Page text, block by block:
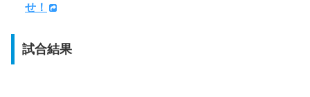
せ！
試合結果